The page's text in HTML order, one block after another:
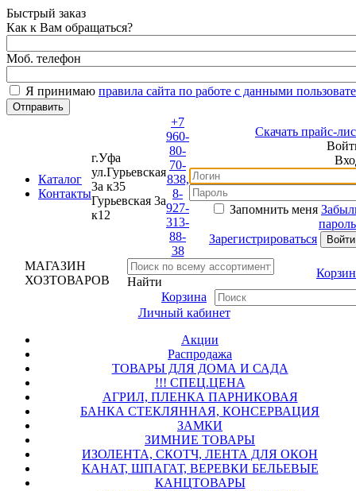
Быстрый заказ
Как к Вам обращаться?
Моб. телефон
Я принимаюправила сайта по работе с данными
Каталог
Контакты
г.Уфа
ул.Гурьевская
3а к35
Гурьевская 3а
к12
+7
960-
80-
70-
838,
8-
927-
313-
88-
38
Скачать прайс-лист
Войти
Вход
Запомнить меня Забыли
пароль?
Зарегистрироваться
МАГАЗИН
ХОЗТОВАРОВ
Найти
Корзина
Корзина
Личный кабинет
Акции
Распродажа
ТОВАРЫ ДЛЯ ДОМА И САДА
!!! СПЕЦ.ЦЕНА
АГРИЛ, ПЛЕНКА ПАРНИКОВАЯ
БАНКА СТЕКЛЯННАЯ, КОНСЕРВАЦИЯ
ЗАМКИ
ЗИМНИЕ ТОВАРЫ
ИЗОЛЕНТА, СКОТЧ, ЛЕНТА ДЛЯ ОКОН
КАНАТ, ШПАГАТ, ВЕРЕВКИ БЕЛЬЕВЫЕ
КАНЦТОВАРЫ